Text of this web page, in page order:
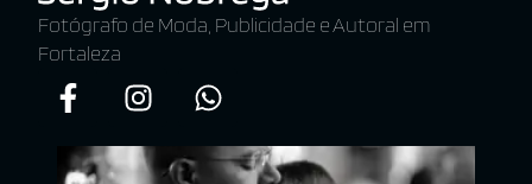
Fotógrafo de Moda, Publicidade e Autoral em
Fortaleza